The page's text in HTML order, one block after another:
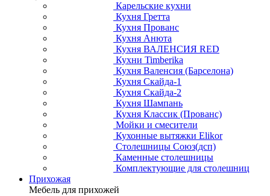
Карельские кухни
Кухня Гретта
Кухня Прованс
Кухня Анюта
Кухня ВАЛЕНСИЯ RED
Кухни Timberika
Кухня Валенсия (Барселона)
Кухня Скайда-1
Кухня Скайда-2
Кухня Шампань
Кухня Классик (Прованс)
Мойки и смесители
Кухонные вытяжки Elikor
Столешницы Союз(дсп)
Каменные столешницы
Комплектующие для столешниц
Прихожая
Мебель для прихожей